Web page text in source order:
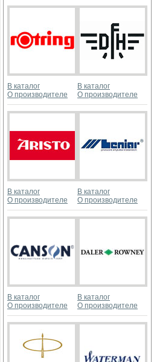
В каталог
О производителе
В каталог
О производителе
В каталог
О производителе
В каталог
О производителе
В каталог
О производителе
В каталог
О производителе